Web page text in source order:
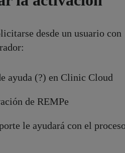
desde un usuario con
ayuda (?) en Clinic Cloud
de REMPe
le ayudará con el